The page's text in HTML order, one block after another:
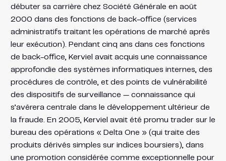
débuter sa carrière chez Société Générale en août
2000 dans des fonctions de back-office (services
administratifs traitant les opérations de marché après
leur exécution). Pendant cinq ans dans ces fonctions
de back-office, Kerviel avait acquis une connaissance
approfondie des systèmes informatiques internes, des
procédures de contrôle, et des points de vulnérabilité
des dispositifs de surveillance — connaissance qui
s’avérera centrale dans le développement ultérieur de
la fraude. En 2005, Kerviel avait été promu trader sur le
bureau des opérations « Delta One » (qui traite des
produits dérivés simples sur indices boursiers), dans
une promotion considérée comme exceptionnelle pour